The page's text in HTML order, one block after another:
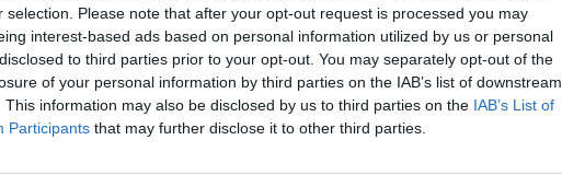
selection. Please note that after your opt-out request is processed you may
interest-based ads based on personal information utilized by us or personal
to third parties prior to your opt-out. You may separately opt-out of the
of your personal information by third parties on the IAB’s list of downstream
This information may also be disclosed by us to third parties on the IAB’s List of
Participants that may further disclose it to other third parties.
para este músico, de los más diversos materiales
más les llama la atención es lo más simple”,
había que verlos, boquiabiertos, al escuchar cómo
entre sí, no tenían nada que envidiar a unas
es capaz de pasar un solo día sin tararear